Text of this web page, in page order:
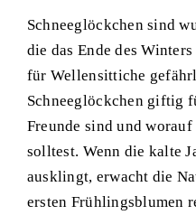
Schneeglöckchen sind
die das Ende des
für Wellensittiche
Schneeglöckchen giftig
Freunde sind und
solltest. Wenn die kalte
ausklingt, erwacht die
ersten Frühlingsblumen